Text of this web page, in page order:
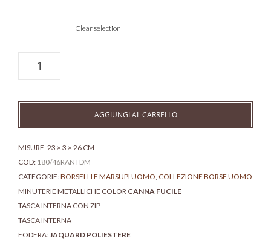
Clear selection
piatto
da
quantità
AGGIUNGI AL CARRELLO
MISURE: 23 × 3 × 26 CM
COD: 180/46RANTDM
CATEGORIE:BORSELLI E MARSUPI UOMO COLLEZIONE BORSE UOMO
MINUTERIE METALLICHE COLOR CANNA FUCILE
TASCA INTERNA CON ZIP
TASCA INTERNA
FODERA: JAQUARD POLIESTERE